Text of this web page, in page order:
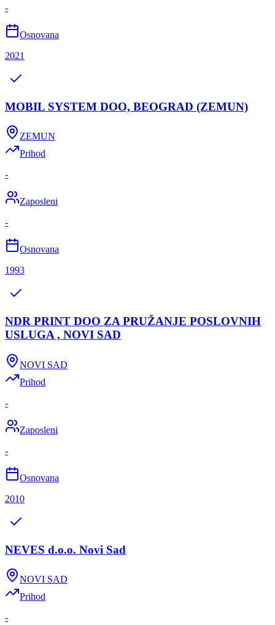
-
Osnovana
2021
MOBIL SYSTEM DOO, BEOGRAD (ZEMUN)
ZEMUN
Prihod
-
Zaposleni
-
Osnovana
1993
NDR PRINT DOO ZA PRUŽANJE POSLOVNIH
USLUGA , NOVI SAD
NOVI SAD
Prihod
-
Zaposleni
-
Osnovana
2010
NEVES d.o.o. Novi Sad
NOVI SAD
Prihod
-